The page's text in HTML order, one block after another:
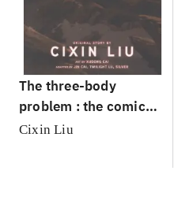
The three-body
problem : the comic
edition. 3
Cixin Liu